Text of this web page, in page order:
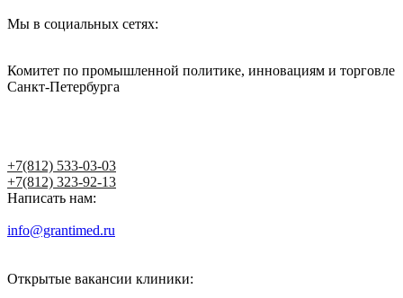
Мы в социальных сетях:
Комитет по промышленной политике, инновациям и торговле
Санкт-Петербурга
+7(812) 533-03-03
+7(812) 323-92-13
Написать нам:
info@grantimed.ru
Открытые вакансии клиники: